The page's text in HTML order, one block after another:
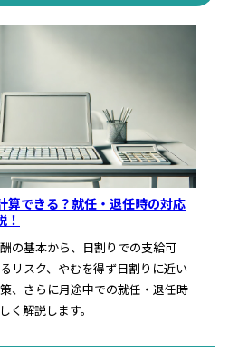
算できる？就任・退任時の対応
！
の基本から、日割りでの支給可
リスク、やむを得ず日割りに近い
、さらに月途中での就任・退任時
く解説します。